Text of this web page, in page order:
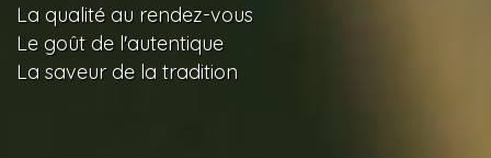
La qualité au rendez-vous
Le goût de l'autentique
La saveur de la tradition